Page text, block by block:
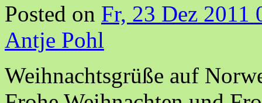
Posted on Fr, 23 Dez 2011
Antje Pohl
Weihnachtsgrüße auf